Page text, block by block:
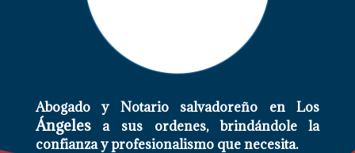
Abogado y Notario salvadoreño en Los
Ángelesa sus ordenes,brindándolela
confianza y profesionalismo que necesita.